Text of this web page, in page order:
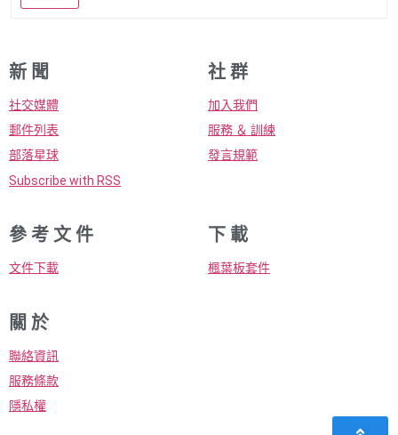
新 聞
社交媒體
郵件列表
部落星球
Subscribe with RSS
社 群
加入我們
服務 ＆ 訓練
發言規範
參 考 文 件
文件下載
下 載
楓葉板套件
關 於
聯絡資訊
服務條款
隱私權